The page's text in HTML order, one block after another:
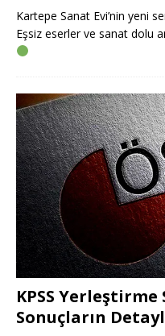
Kartepe Sanat Evi’nin yeni
Eşsiz eserler ve sanat dolu
KPSS Yerleştirme
Sonuçların